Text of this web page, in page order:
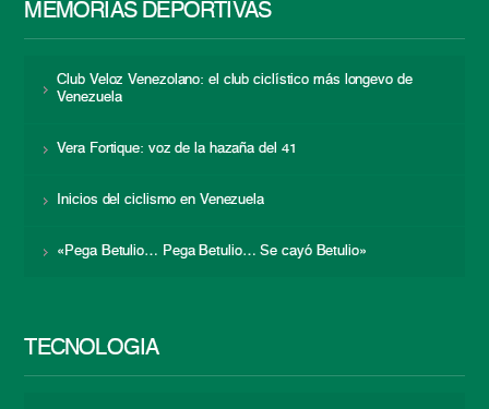
MEMORIAS DEPORTIVAS
Club Veloz Venezolano: el club ciclístico más longevo de
Venezuela
Vera Fortique: voz de la hazaña del 41
Inicios del ciclismo en Venezuela
«Pega Betulio… Pega Betulio… Se cayó Betulio»
TECNOLOGÍA